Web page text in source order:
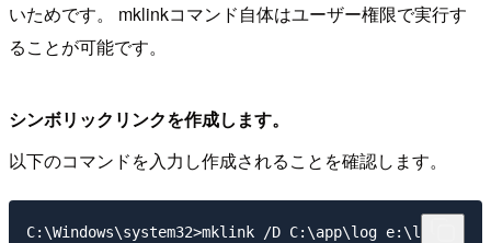
いためです。 mklinkコマンド自体はユーザー権限で実行す
ることが可能です。
シンボリックリンクを作成します。
以下のコマンドを入力し作成されることを確認します。
C:\Windows\system32>mklink /D C:\app\log e:\log